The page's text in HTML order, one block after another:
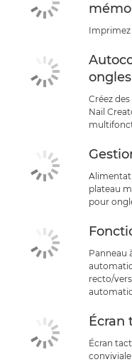
Imprimez
ongles
Créez
Nail
plateau
pour
Panneau
recto/
Écran
Écran
conviviale